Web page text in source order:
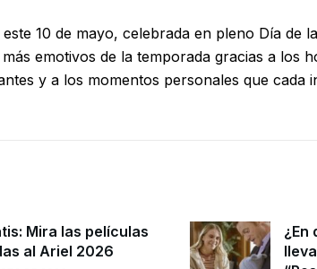
este 10 de mayo, celebrada en pleno Día de
emotivos de la temporada gracias a los
y a los momentos personales que cada
Mira las películas
al Ariel 2026
¿En